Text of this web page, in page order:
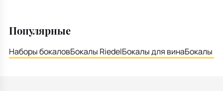
Популярные
Наборы бокаловБокалы RiedelБокалы для винаБокалы